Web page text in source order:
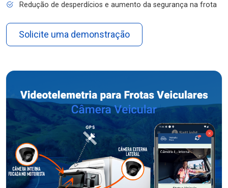
Redução de desperdícios e aumento da segurança na frota
Solicite uma demonstração